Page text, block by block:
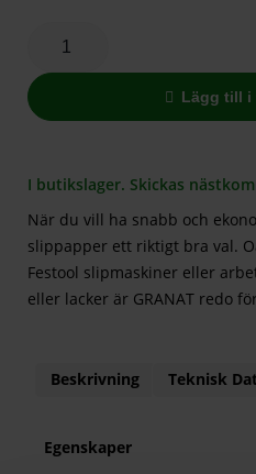
Lägg till i
I butikslager. Skickas
När du vill ha snabb och
slippapper ett riktigt bra val.
Festool slipmaskiner eller
eller lacker är GRANAT redo
Beskrivning Teknisk
Egenskaper